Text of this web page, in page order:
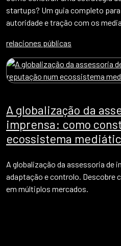
startups? Um guia completo
autoridade e tração com os
relaciones públicas
A globalização da
imprensa: como
ecossistema
A globalização da assessoria de
adaptação e controlo. Descobre
em múltiplos mercados.